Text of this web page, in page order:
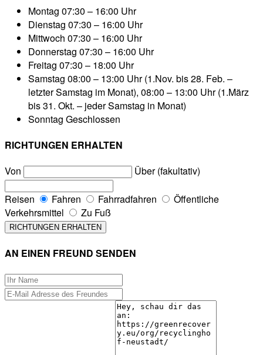
Montag 07:30 – 16:00 Uhr
Dienstag 07:30 – 16:00 Uhr
Mittwoch 07:30 – 16:00 Uhr
Donnerstag 07:30 – 16:00 Uhr
Freitag 07:30 – 18:00 Uhr
Samstag 08:00 – 13:00 Uhr (1.Nov. bis 28. Feb. –
letzter Samstag im Monat), 08:00 – 13:00 Uhr (1.März
bis 31. Okt. – jeder Samstag in Monat)
Sonntag Geschlossen
RICHTUNGEN ERHALTEN
Von
Über (fakultativ)
Reisen Fahren Fahrradfahren
Öffentliche
Verkehrsmittel
Zu Fuß
AN EINEN FREUND SENDEN